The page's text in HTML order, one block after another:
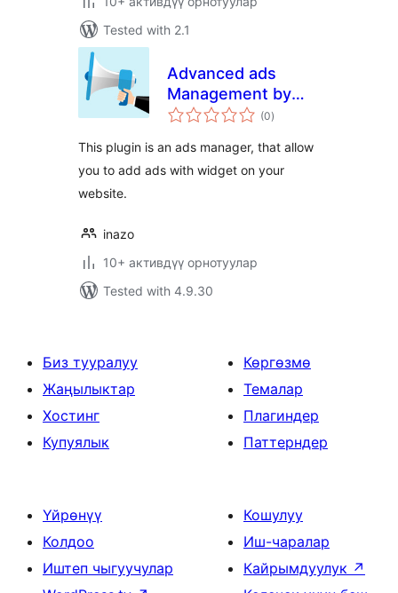
Tested with 2.1
Advanced ads
Management by
Inazo
(0total
ratings
)
This plugin is an ads manager, that allow
you to add ads with widget on your
website.
inazo
10+ активдүү орнотуулар
Tested with 4.9.30
Биз тууралуу
Жаңылыктар
Хостинг
Купуялык
Көргөзмө
Темалар
Плагиндер
Паттерндер
Үйрөнүү
Колдоо
Иштеп чыгуучулар
Кошулуу
Иш-чаралар
Кайрымдуулук ↗